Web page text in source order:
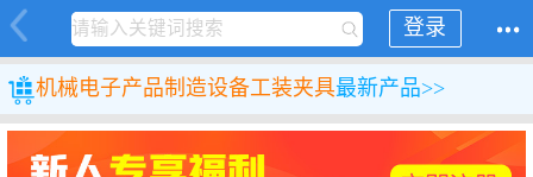
登录
机械电子产品制造设备工装夹具最新产品>>